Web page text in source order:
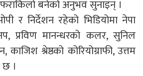
फराकिलो बनेको अनुभव सुनाइन् ।
र निर्देशन रहेको भिडियोमा नेपा
प्रविण मानन्धरको कलर, सुनिल
श्रेष्ठको कोरियोग्राफी, उत्तम
।